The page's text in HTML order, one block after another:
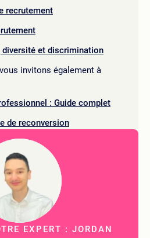
recrutement
diversité et discrimination
invitons également à
: Guide complet
de reconversion
EXPERT : JORDAN